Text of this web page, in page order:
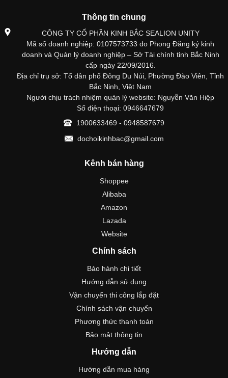
Thông tin chung
CÔNG TY CỔ PHẦN KINH BẮC SEALION UNITY
Mã số doanh nghiệp: 0107573733 do Phong Đăng ký kinh
doanh và Quản lý doanh nghiệp – Sở Tài chính tỉnh Bắc Ninh
cấp ngày 22/09/2016.
Địa chỉ trụ sở: Tổ dân phố Đông Du Núi, Phường Đào Viên, Tỉnh
Bắc Ninh, Việt Nam
Người chịu trách nhiệm quản lý website: Nguyễn Văn Hiệp
Số điện thoại: 0946647679
1900633469 - 0948587679
dochoikinhbac@gmail.com
Kênh bán hàng
Shoppee
Alibaba
Amazon
Lazada
Website
Chính sách
Bảo hành chi tiết
Hướng dẫn sử dụng
Vận chuyển thi công lắp đặt
Chính sách vận chuyển
Phương thức thanh toán
Bảo mật thông tin
Hướng dẫn
Hướng dẫn mua hàng